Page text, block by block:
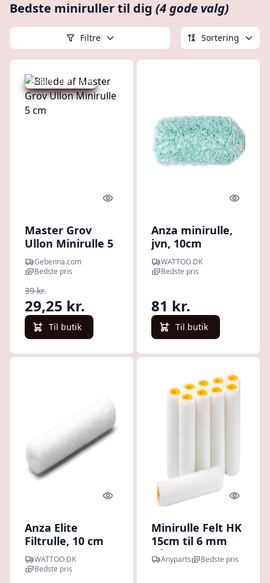
Bedste miniruller til dig (4 gode valg)
Filtre Sortering
Udsalg - spar 25 %
Quick look
Master Grov
Ullon Minirulle 5
cmGebenna.com
Bedste pris
39 kr.
29,25 kr.
Til butik
Quick
Anza minirulle,
jvn, 10cm
WATTOO.DK
Bedste pris
81 kr.
Til butik
Quick look
Anza Elite
Filtrulle, 10 cm
WATTOO.DK
Bedste pris
Quick
Minirulle Felt HK
15cm til 6 mm
håndtag -
1603330
Anyparts Bedste pris